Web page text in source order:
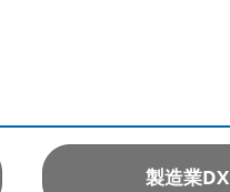
製造業DX